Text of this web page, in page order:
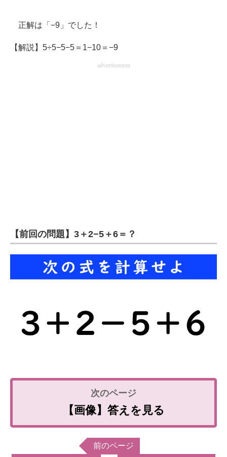
経営リーダーのコミュニティ
マーケ×ITの今がよく分かる
エネルギーの専門メディア
ちょっと気になるネットの話題
正解は「−9」でした！
【解説】5÷5−5−5＝1−10＝−9
advertisement
【前回の問題】3＋2−5＋6＝？
【画像】答えを見る
前のページ